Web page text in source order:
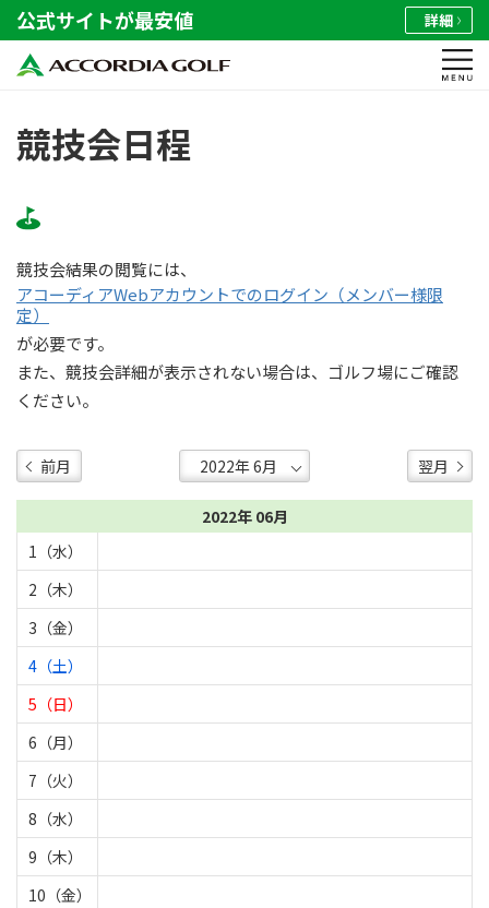
公式サイトが最安値 詳細
競技会日程
競技会結果の閲覧には、
アコーディアWebアカウントでのログイン（メンバー様限
定）
が必要です。
また、競技会詳細が表示されない場合は、ゴルフ場にご確認
ください。
前月 翌月
2022年 06月
1（水）
2（木）
3（金）
4（土）
5（日）
6（月）
7（火）
8（水）
9（木）
10（金）